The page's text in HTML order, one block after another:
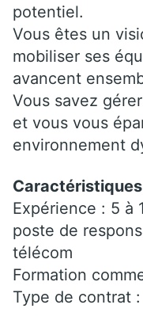
potentiel.
Vous êtes un
mobiliser ses
avancent
Vous savez
et vous vous
environnement
Caractéristiques
Expérience : 5 à
poste de
télécom
Formation
Type de contrat :